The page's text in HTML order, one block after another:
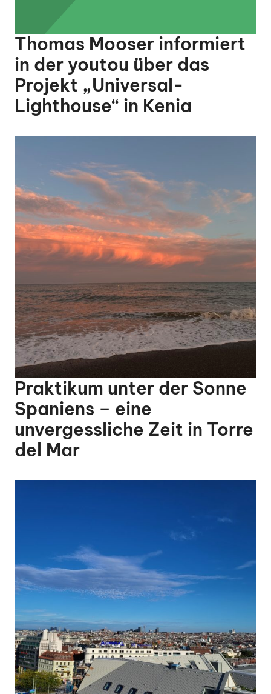
Thomas Mooser informiert
in der youtou über das
Projekt „Universal-
Lighthouse“ in Kenia
Praktikum unter der Sonne
Spaniens – eine
unvergessliche Zeit in Torre
del Mar